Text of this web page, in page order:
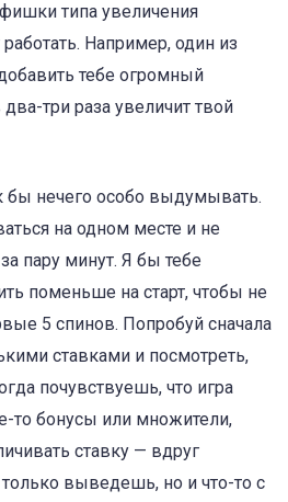
типа увеличения
Например, один из
тебе огромный
три раза увеличит твой
бы нечего особо выдумывать.
на одном месте и не
пару минут. Я бы тебе
поменьше на старт, чтобы не
5 спинов. Попробуй сначала
ставками и посмотреть,
почувствуешь, что игра
то бонусы или множители,
ставку — вдруг
только выведешь, но и что-то с